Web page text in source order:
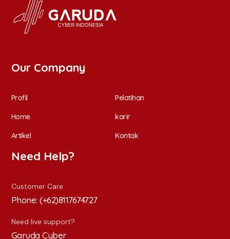
Our Company
Profil Pelatihan
Home karir
Artikel Kontak
Need Help?
Customer Care
Phone:(+62)8117674727
Need live support?
Garuda Cyber